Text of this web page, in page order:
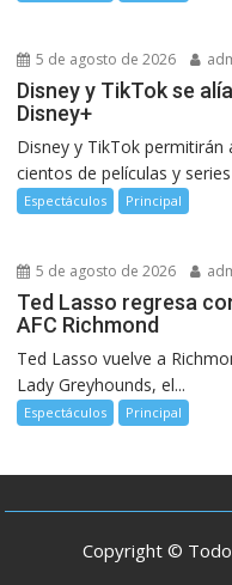
5 de agosto de 2026
Disney y TikTok se
Disney+
Disney y TikTok
cientos de películas y series
Espectáculos Principal
5 de agosto de 2026
Ted Lasso regresa
AFC Richmond
Ted Lasso vuelve a
Lady Greyhounds, el...
Espectáculos Principal
Copyright ©